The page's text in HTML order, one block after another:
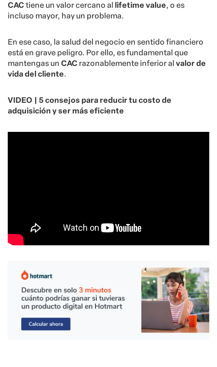
CAC tiene un valor cercano al lifetime value, o es
incluso mayor, hay un problema.
En ese caso, la salud del negocio en sentido financiero
está en grave peligro. Por ello, es fundamental que
mantengas un CAC razonablemente inferior al valor de
vida del cliente.
VIDEO | 5 consejos para reducir tu costo de
adquisición y ser más eficiente